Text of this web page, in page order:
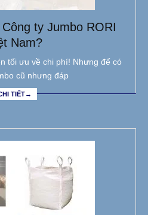
ty Jumbo RORI
Nam?
tối ưu về chi phí! Nhưng để có
cũ nhưng đáp
TIẾT→